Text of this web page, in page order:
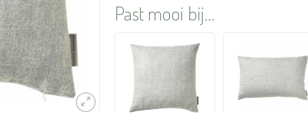
Past mooi bij...
Aan
verlanglijst
toevoegen
verlanglijst
toevoegen